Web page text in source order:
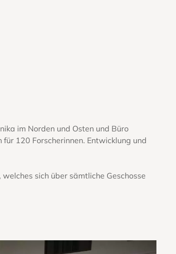
im Norden und Osten und Büro
120 Forscherinnen. Entwicklung und
sich über sämtliche Geschosse